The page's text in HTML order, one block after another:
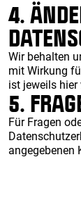
4.
Wir behalten
mit Wirkung
ist jeweils hier
5.
Für Fragen
angegebenen